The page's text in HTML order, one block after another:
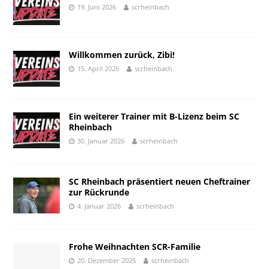
19. Juni 2026 scrheinbach
Willkommen zurück, Zibi!
15. April 2026 scrheinbach
Ein weiterer Trainer mit B-Lizenz beim SC
Rheinbach
30. Januar 2026 scrheinbach
SC Rheinbach präsentiert neuen Cheftrainer
zur Rückrunde
4. Januar 2026 scrheinbach
Frohe Weihnachten SCR-Familie
20. Dezember 2025 scrheinbach